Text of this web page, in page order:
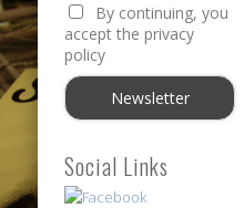
By continuing, you
accept the privacy
policy
Social Links